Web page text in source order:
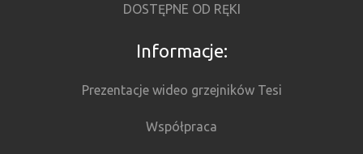
DOSTĘPNE OD RĘKI
Informacje:
Prezentacje wideo grzejników Tesi
Współpraca